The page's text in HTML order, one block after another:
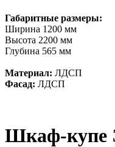
Габаритные размеры:
Ширина 1200 мм
Высота 2200 мм
Глубина 565 мм
Материал: ЛДСП
Фасад: ЛДСП
Шкаф-